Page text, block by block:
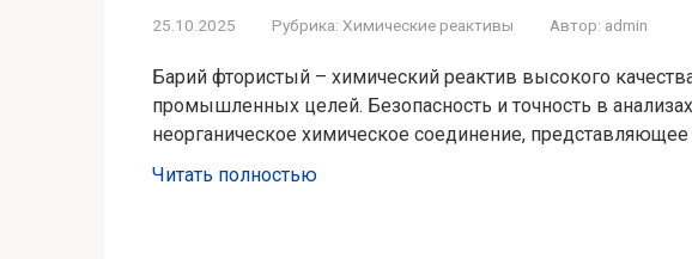
25.10.2025 Рубрика: Химические реактивы Автор: admin
Барий фтористый – химический реактив высокого
промышленных целей. Безопасность и точность в
неорганическое химическое соединение,
Читать полностью